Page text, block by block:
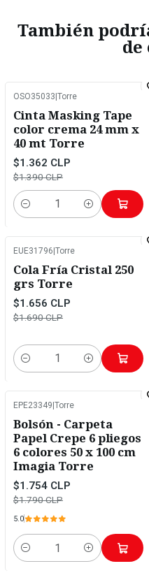
También
de
OSO35033 Torre
Cinta Masking Tape
color crema 24 mm x
40 mt Torre
$1.362 CLP
$1.390 CLP
Cantidad
EUE31796 Torre
Cola Fría Cristal 250
grs Torre
$1.656 CLP
$1.690 CLP
Cantidad
EPE23349 Torre
Bolsón - Carpeta
Papel Crepe 6 pliegos
6 colores 50 x 100 cm
Imagia Torre
$1.754 CLP
$1.790 CLP
5.0
Cantidad